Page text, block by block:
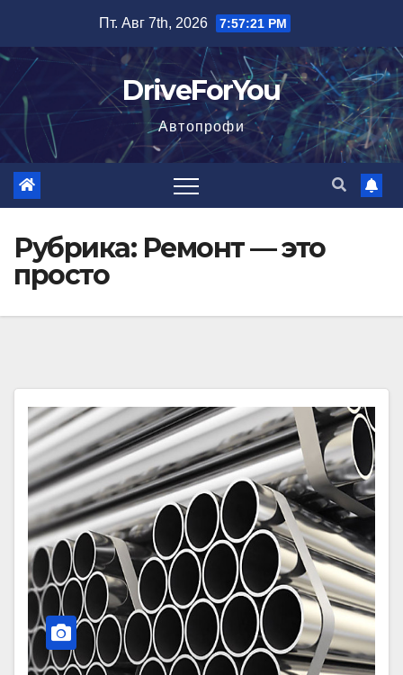
содержимому
Пт. Авг 7th, 2026 7:57:22 PM
DriveForYou
Автопрофи
Рубрика: Ремонт — это
просто